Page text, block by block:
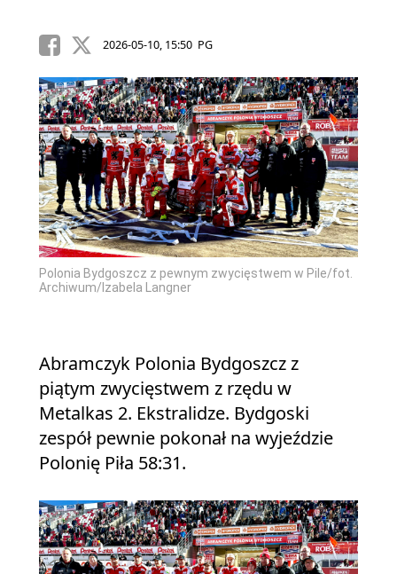
2026-05-10, 15:50 PG
Polonia Bydgoszcz z pewnym zwycięstwem w Pile/fot.
Archiwum/Izabela Langner
Abramczyk Polonia Bydgoszcz z
piątym zwycięstwem z rzędu w
Metalkas 2. Ekstralidze. Bydgoski
zespół pewnie pokonał na wyjeździe
Polonię Piła 58:31.